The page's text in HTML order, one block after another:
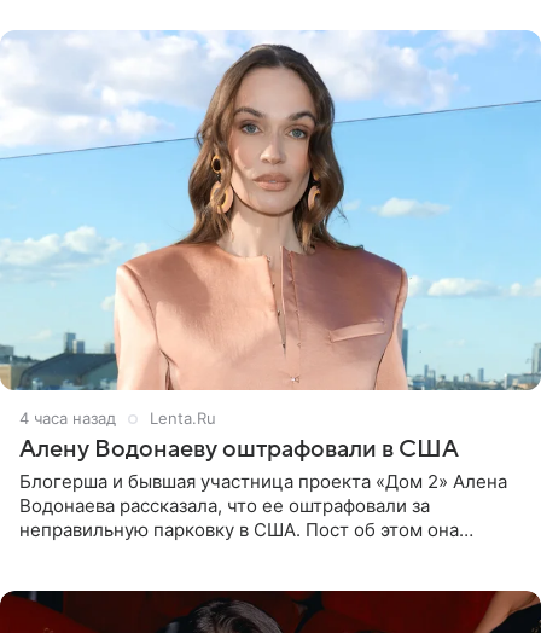
4 часа назад Lenta.Ru
Алену Водонаеву оштрафовали в США
Блогерша и бывшая участница проекта «Дом 2» Алена
Водонаева рассказала, что ее оштрафовали за
неправильную парковку в США. Пост об этом она